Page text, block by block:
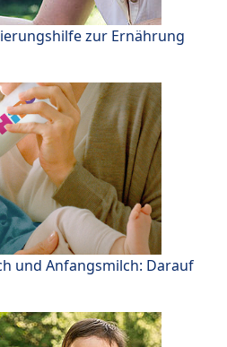
zur Ernährung
und Anfangsmilch: Darauf